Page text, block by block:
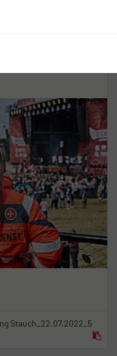
Stauch_22.07.2022_5